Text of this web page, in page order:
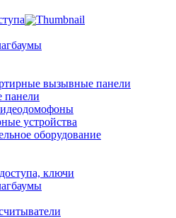
вызывные панели
устройства
оборудование
ключи